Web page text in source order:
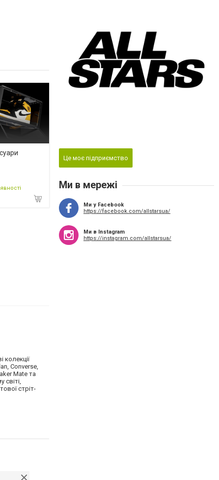
колекції
Converse,
Mate та
стріт-
Це моє підприємство
Ми в мережі
Ми у Facebook
https://facebook.com/allstarsua/
Ми в Instagram
https://instagram.com/allstarsua/